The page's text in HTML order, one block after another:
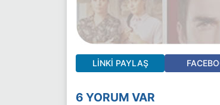
LINKI PAYLAŞ
6 YORUM VAR